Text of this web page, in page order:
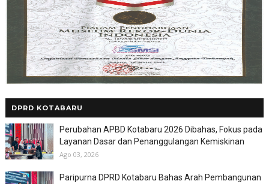
DPRD KOTABARU
Perubahan APBD Kotabaru 2026 Dibahas, Fokus pada
Layanan Dasar dan Penanggulangan Kemiskinan
Ago 03, 2026
Paripurna DPRD Kotabaru Bahas Arah Pembangunan